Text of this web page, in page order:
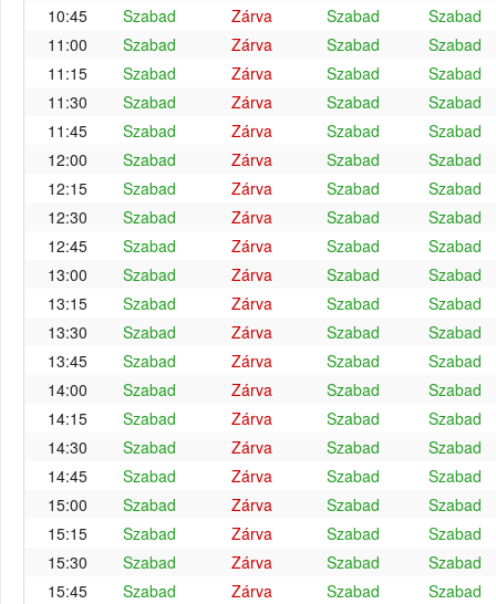
10:45
Szabad Zárva Szabad
Szabad
11:00
Szabad Zárva Szabad
Szabad
11:15
Szabad Zárva Szabad
Szabad
11:30
Szabad Zárva Szabad
Szabad
11:45
Szabad Zárva Szabad
Szabad
12:00
Szabad Zárva Szabad
Szabad
12:15
Szabad Zárva Szabad
Szabad
12:30
Szabad Zárva Szabad
Szabad
12:45
Szabad Zárva Szabad
Szabad
13:00
Szabad Zárva Szabad
Szabad
13:15
Szabad Zárva Szabad
Szabad
13:30
Szabad Zárva Szabad
Szabad
13:45
Szabad Zárva Szabad
Szabad
14:00
Szabad Zárva Szabad
Szabad
14:15
Szabad Zárva Szabad
Szabad
14:30
Szabad Zárva Szabad
Szabad
14:45
Szabad Zárva Szabad
Szabad
15:00
Szabad Zárva Szabad
Szabad
15:15
Szabad Zárva Szabad
Szabad
15:30
Szabad Zárva Szabad
Szabad
15:45
Szabad Zárva Szabad
Szabad